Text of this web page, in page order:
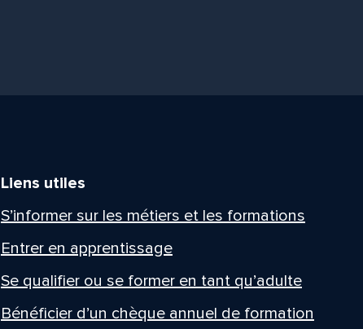
Liens utiles
S’informer sur les métiers et les formations
Entrer en apprentissage
Se qualifier ou se former en tant qu’adulte
Bénéficier d’un chèque annuel de formation